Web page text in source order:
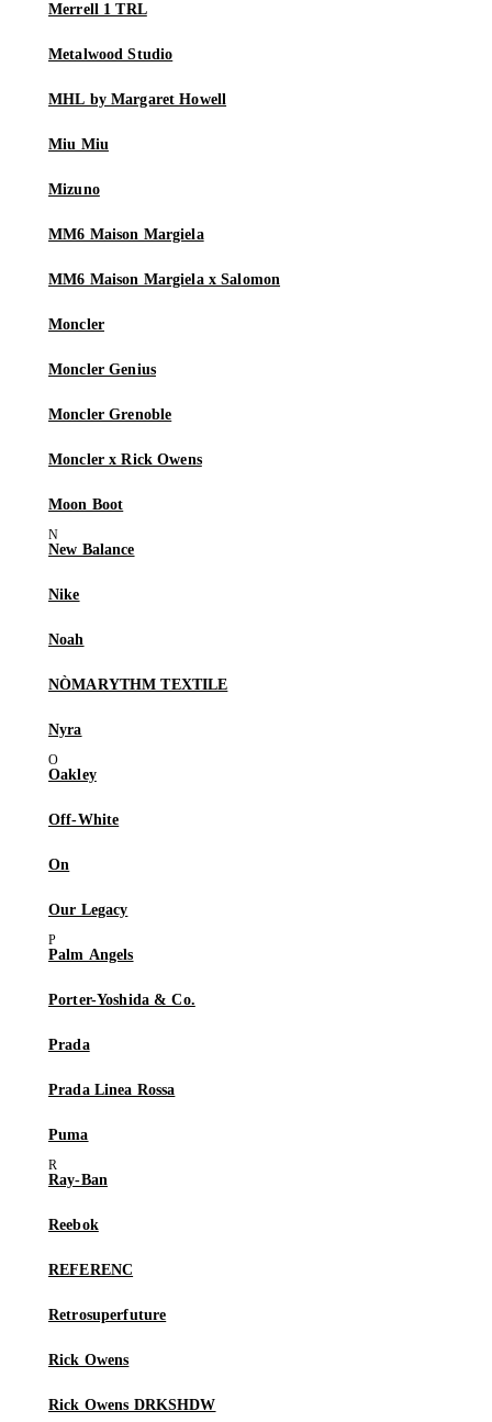
Merrell 1 TRL
Metalwood Studio
MHL by Margaret Howell
Miu Miu
Mizuno
MM6 Maison Margiela
MM6 Maison Margiela x Salomon
Moncler
Moncler Genius
Moncler Grenoble
Moncler x Rick Owens
Moon Boot
New Balance
Nike
Noah
NÒMARYTHM TEXTILE
Nyra
Oakley
Off-White
On
Our Legacy
Palm Angels
Porter-Yoshida & Co.
Prada
Prada Linea Rossa
Puma
Ray-Ban
Reebok
REFERENC
Retrosuperfuture
Rick Owens
Rick Owens DRKSHDW